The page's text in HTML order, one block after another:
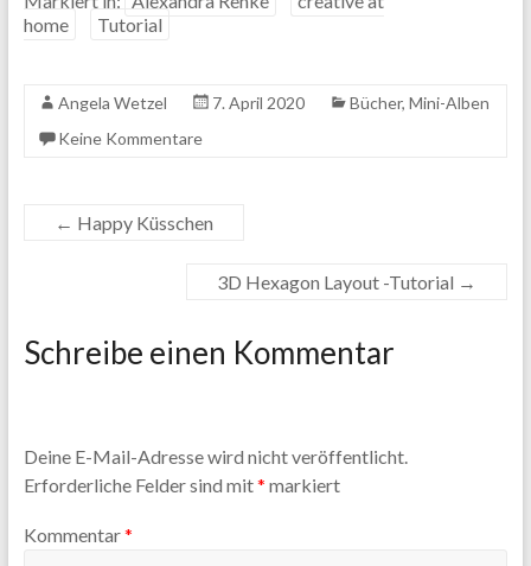
home
Tutorial
Angela Wetzel 7. April 2020 Bücher, Mini-Alben
Keine Kommentare
← Happy Küsschen
3D Hexagon Layout -Tutorial →
Schreibe einen Kommentar
Deine E-Mail-Adresse wird nicht veröffentlicht.
Erforderliche Felder sind mit* markiert
Kommentar*